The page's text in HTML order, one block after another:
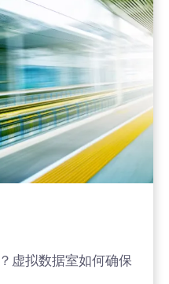
虚拟数据室如何确保